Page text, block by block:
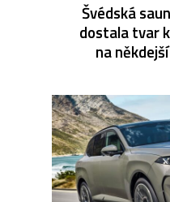
Švédská
dostala tvar
na